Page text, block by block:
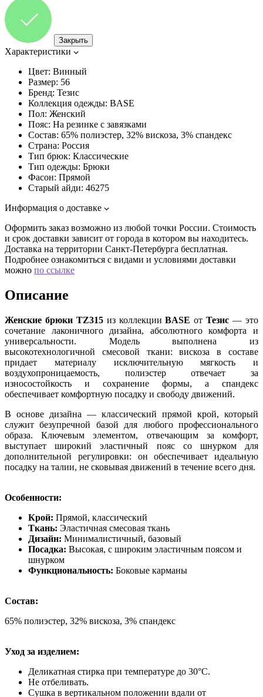
Закрыть
Характеристики
Цвет: Винный
Размер: 56
Бренд: Тезис
Коллекция одежды: BASE
Пол: Женский
Пояс: На резинке с завязками
Состав: 65% полиэстер, 32% вискоза, 3% спандекс
Страна: Россия
Тип брюк: Классические
Тип одежды: Брюки
Фасон: Прямой
Старый айди: 46275
Информация о доставке
Оформить заказ возможно из любой точки России. Стоимость
и срок доставки зависит от города в котором вы находитесь.
Доставка на территории Санкт-Петербурга бесплатная.
Подробнее ознакомиться с видами и условиями доставки
можно по ссылке
Описание
Женские брюки TZ315из коллекцииBASE отТезис — это
сочетание лаконичного дизайна, абсолютного комфорта и
универсальности. Модель выполнена из
высокотехнологичной смесовой ткани: вискоза в составе
придает материалу исключительную мягкость и
воздухопроницаемость, полиэстер отвечает за
износостойкость и сохранение формы, а спандекс
обеспечивает комфортную посадку и свободу движений.
В основе дизайна — классический прямой крой, который
служит безупречной базой для любого профессионального
образа. Ключевым элементом, отвечающим за комфорт,
выступает широкий эластичный пояс со шнурком для
дополнительной регулировки: он обеспечивает идеальную
посадку на талии, не сковывая движений в течение всего дня.
Особенности:
Крой: Прямой, классический
Ткань: Эластичная смесовая ткань
Дизайн: Минималистичный, базовый
Посадка: Высокая, с широким эластичным поясом и
шнурком
Функциональность: Боковые карманы
Состав:
65% полиэстер, 32% вискоза, 3% спандекс
Уход за изделием:
Деликатная стирка при температуре до 30°C.
Не отбеливать.
Сушка в вертикальном положении вдали от